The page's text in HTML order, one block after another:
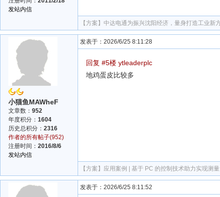
发站内信
【方案】 中达电通为振兴沈阳经济，量身打造工业新
小猫鱼MAWheF
文章数： 952
年度积分： 1604
历史总积分： 2316
作者的所有帖子(952)
注册时间： 2016/8/6
发站内信
发表于：2026/6/25 8:11:28
回复 #5楼 ytleaderplc
地鸡蛋皮比较多
【方案】 应用案例 | 基于 PC 的控制技术助力实现测
发表于：2026/6/25 8:11:52